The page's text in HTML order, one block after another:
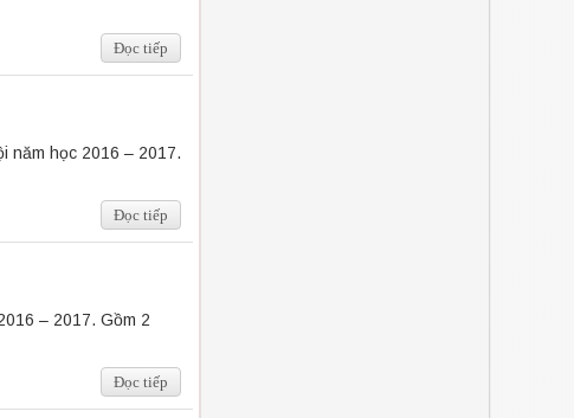
Đọc tiếp
năm học 2016 – 2017.
Đọc tiếp
– 2017. Gồm 2
Đọc tiếp